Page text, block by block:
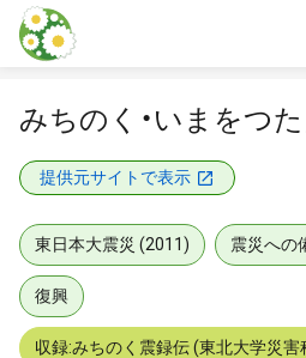
本文に飛ぶ
みちのく・いまをつ
提供元サイトで表示
東日本大震災 (2011) 震災への
復興
収録:みちのく震録伝 (東北大学災